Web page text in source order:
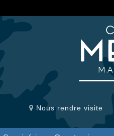
Nous rendre visite